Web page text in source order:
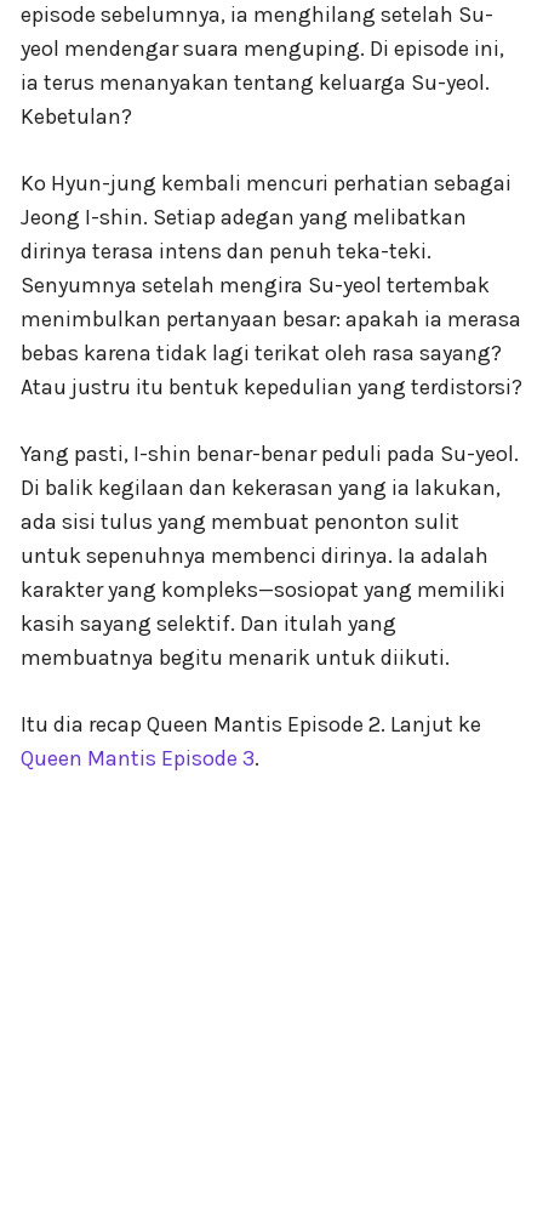
episode sebelumnya, ia menghilang setelah Su-
yeol mendengar suara menguping. Di episode ini,
ia terus menanyakan tentang keluarga Su-yeol.
Kebetulan?
Ko Hyun-jung kembali mencuri perhatian sebagai
Jeong I-shin. Setiap adegan yang melibatkan
dirinya terasa intens dan penuh teka-teki.
Senyumnya setelah mengira Su-yeol tertembak
menimbulkan pertanyaan besar: apakah ia merasa
bebas karena tidak lagi terikat oleh rasa sayang?
Atau justru itu bentuk kepedulian yang terdistorsi?
Yang pasti, I-shin benar-benar peduli pada Su-yeol.
Di balik kegilaan dan kekerasan yang ia lakukan,
ada sisi tulus yang membuat penonton sulit
untuk sepenuhnya membenci dirinya. Ia adalah
karakter yang kompleks—sosiopat yang memiliki
kasih sayang selektif. Dan itulah yang
membuatnya begitu menarik untuk diikuti.
Itu dia recap Queen Mantis Episode 2. Lanjut ke
Queen Mantis Episode 3.